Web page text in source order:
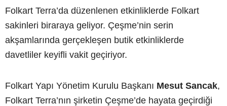
Folkart Terra’da düzenlenen etkinliklerde Folkart
sakinleri biraraya geliyor. Çeşme’nin serin
akşamlarında gerçekleşen butik etkinliklerde
davetliler keyifli vakit geçiriyor.
Folkart Yapı Yönetim Kurulu Başkanı Mesut Sancak,
Folkart Terra’nın şirketin Çeşme’de hayata geçirdiği